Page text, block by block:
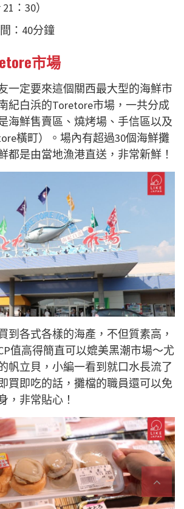
：30）
：40分鐘
市場
一定要來這個關西最大型的海鮮市
紀白浜的Toretore市場，一共分成
海鮮售賣區、燒烤場、手信區以及
橫町）。場內有超過30個海鮮攤
都是由當地漁港直送，非常新鮮！
到各式各樣的海產，不但質素高，
值高得簡直可以媲美黑潮市場～尤
帆立貝，小編一看到就口水長流了
買即吃的話，攤檔的職員還可以免
，非常貼心！